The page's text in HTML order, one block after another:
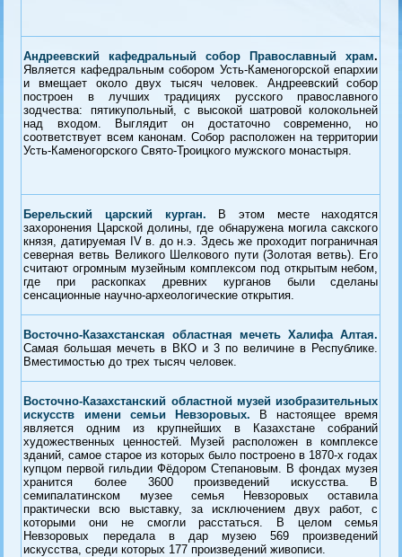
Религия
Искусство
Андреевский кафедральный собор Православный храм.
Является кафедральным собором Усть-Каменогорской епархии
и вмещает около двух тысяч человек. Андреевский собор
построен в лучших традициях русского православного
зодчества: пятикупольный, с высокой шатровой колокольней
над входом. Выглядит он достаточно современно, но
соответствует всем канонам. Собор расположен на территории
Усть-Каменогорского Свято-Троицкого мужского монастыря.
Берельский царский курган. В этом месте находятся
захоронения Царской долины, где обнаружена могила сакского
князя, датируемая IV в. до н.э. Здесь же проходит пограничная
северная ветвь Великого Шелкового пути (Золотая ветвь). Его
считают огромным музейным комплексом под открытым небом,
где при раскопках древних курганов были сделаны
сенсационные научно-археологические открытия.
Восточно-Казахстанская областная мечеть Халифа Алтая.
Самая большая мечеть в ВКО и 3 по величине в Республике.
Вместимостью до трех тысяч человек.
Восточно-Казахстанский областной музей изобразительных
искусств имени семьи Невзоровых. В настоящее время
является одним из крупнейших в Казахстане собраний
художественных ценностей. Музей расположен в комплексе
зданий, самое старое из которых было построено в 1870-х годах
купцом первой гильдии Фёдором Степановым. В фондах музея
хранится более 3600 произведений искусства. В
семипалатинском музее семья Невзоровых оставила
практически всю выставку, за исключением двух работ, с
которыми они не смогли расстаться. В целом семья
Невзоровых передала в дар музею 569 произведений
искусства, среди которых 177 произведений живописи.